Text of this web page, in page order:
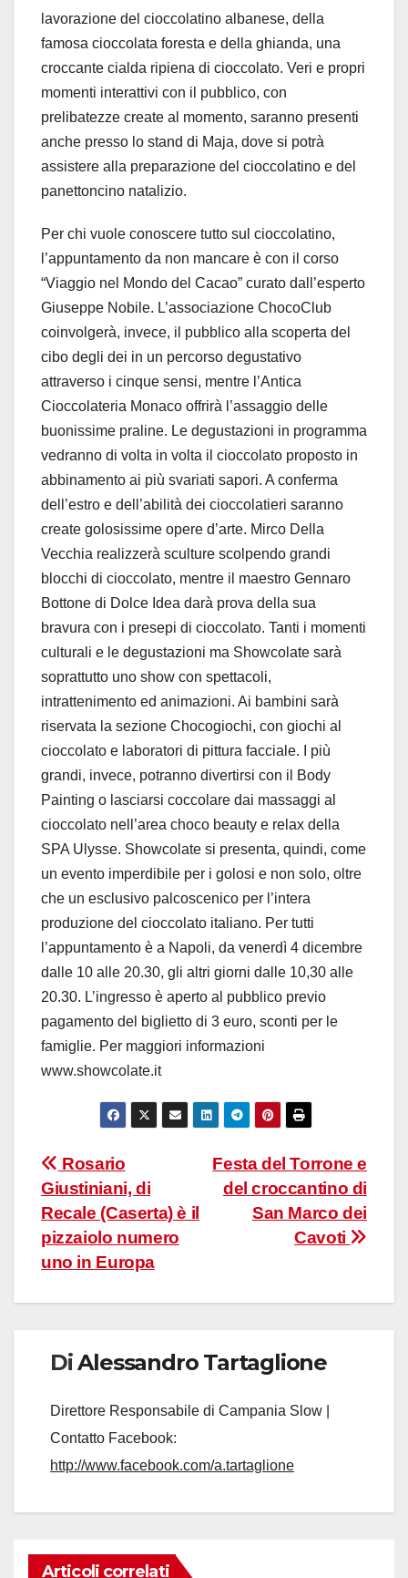
lavorazione del cioccolatino albanese, della
famosa cioccolata foresta e della ghianda, una
croccante cialda ripiena di cioccolato. Veri e propri
momenti interattivi con il pubblico, con
prelibatezze create al momento, saranno presenti
anche presso lo stand di Maja, dove si potrà
assistere alla preparazione del cioccolatino e del
panettoncino natalizio.
Per chi vuole conoscere tutto sul cioccolatino,
l’appuntamento da non mancare è con il corso
“Viaggio nel Mondo del Cacao” curato dall’esperto
Giuseppe Nobile. L’associazione ChocoClub
coinvolgerà, invece, il pubblico alla scoperta del
cibo degli dei in un percorso degustativo
attraverso i cinque sensi, mentre l’Antica
Cioccolateria Monaco offrirà l’assaggio delle
buonissime praline. Le degustazioni in programma
vedranno di volta in volta il cioccolato proposto in
abbinamento ai più svariati sapori. A conferma
dell’estro e dell’abilità dei cioccolatieri saranno
create golosissime opere d’arte. Mirco Della
Vecchia realizzerà sculture scolpendo grandi
blocchi di cioccolato, mentre il maestro Gennaro
Bottone di Dolce Idea darà prova della sua
bravura con i presepi di cioccolato. Tanti i momenti
culturali e le degustazioni ma Showcolate sarà
soprattutto uno show con spettacoli,
intrattenimento ed animazioni. Ai bambini sarà
riservata la sezione Chocogiochi, con giochi al
cioccolato e laboratori di pittura facciale. I più
grandi, invece, potranno divertirsi con il Body
Painting o lasciarsi coccolare dai massaggi al
cioccolato nell’area choco beauty e relax della
SPA Ulysse. Showcolate si presenta, quindi, come
un evento imperdibile per i golosi e non solo, oltre
che un esclusivo palcoscenico per l’intera
produzione del cioccolato italiano. Per tutti
l’appuntamento è a Napoli, da venerdì 4 dicembre
dalle 10 alle 20.30, gli altri giorni dalle 10,30 alle
20.30. L’ingresso è aperto al pubblico previo
pagamento del biglietto di 3 euro, sconti per le
famiglie. Per maggiori informazioni
www.showcolate.it
Navigazione
articoli
Festa del Torrone e
del croccantino di
San Marco dei
Cavoti
Rosario
Giustiniani, di
Recale (Caserta) è il
pizzaiolo numero
uno in Europa
DiAlessandro Tartaglione
Direttore Responsabile di Campania Slow |
Contatto Facebook:
http://www.facebook.com/a.tartaglione
Articoli correlati